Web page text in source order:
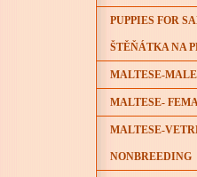
PUPPIES FOR
ŠTĚŇÁTKA NA
MALTESE-
MALTESE-
MALTESE-
NONBREEDING